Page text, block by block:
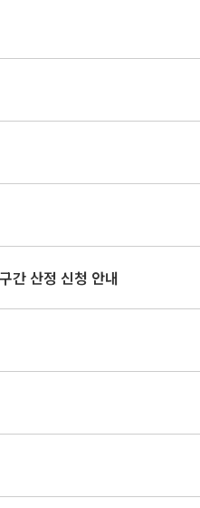
간 산정 신청 안내